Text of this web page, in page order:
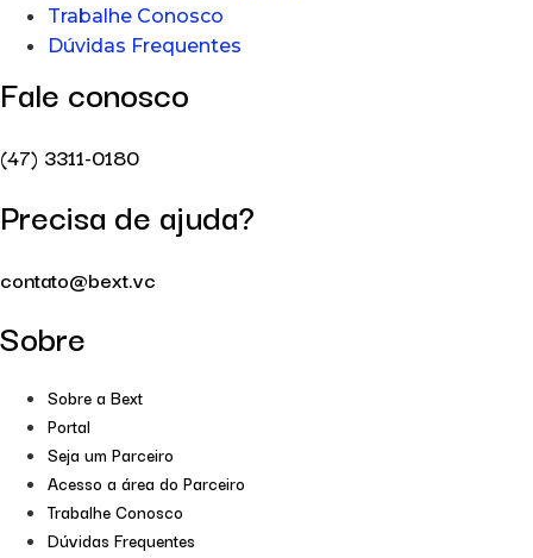
Trabalhe Conosco
Dúvidas Frequentes
Fale conosco
(47) 3311-0180
Precisa de ajuda?
contato@bext.vc
Sobre
Sobre a Bext
Portal
Seja um Parceiro
Acesso a área do Parceiro
Trabalhe Conosco
Dúvidas Frequentes